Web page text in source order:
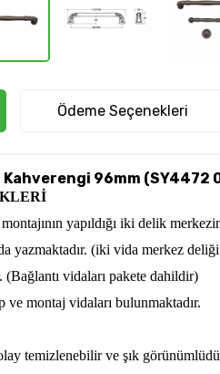
Ödeme Seçenekleri
96mm (SY4472
yapıldığı iki delik
yazmaktadır. (iki vida merkez deliği
vidaları pakete dahildir)
montaj vidaları bulunmaktadır.
temizlenebilir ve şık